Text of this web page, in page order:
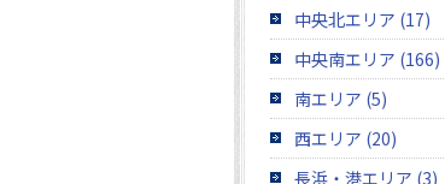
中央北エリア (17)
中央南エリア (166)
南エリア (5)
西エリア (20)
長浜・港エリア (3)